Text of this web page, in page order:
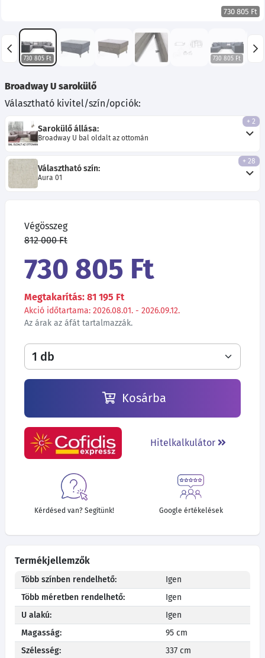
730 805 Ft
730 805 Ft 730 805 Ft
Broadway U sarokülő
Választható kivitel/szín/opciók:
Sarokülő állása:
Broadway U bal oldalt az ottomán
+ 2
Választható szín:
Aura 01
+ 28
Végösszeg
812 000 Ft
730 805 Ft
Megtakarítás: 81 195 Ft
Akció időtartama: 2026.08.01. - 2026.09.12.
Az árak az áfát tartalmazzák.
Kosárba
Hitelkalkulátor
Kérdésed van? Segítünk! Google értékelések
Termékjellemzők
Több színben rendelhető:
Igen
Több méretben rendelhető:
Igen
U alakú:
Igen
Magasság:
95 cm
Szélesség:
337 cm